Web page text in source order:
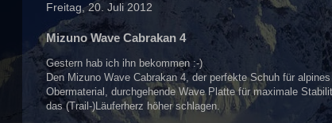
Freitag, 20. Juli 2012
Mizuno Wave Cabrakan 4
Gestern hab ich ihn bekommen :-)
Den Mizuno Wave Cabrakan 4, der perfekte Schuh für
Obermaterial, durchgehende Wave Platte für maximale
das (Trail-)Läuferherz höher schlagen.